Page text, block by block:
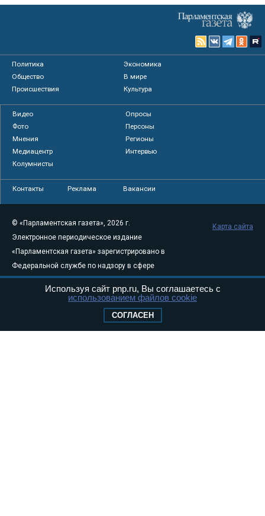
Политика
Экономика
Общество
В мире
Происшествия
Культура
Видео
Опросы
Фото
Персоны
Мнения
Регионы
Медиацентр
Интервью
Колумнисты
Контакты Реклама Вакансии
© «Парламентская газета», 2026 г.
Электронное периодическое издание
«Парламентская газета» зарегистрировано в
Федеральной службе по надзору в сфере
связи, информационных технологий и
массовых коммуникаций (Роскомнадзор) 05
Свидетельство о регистрации Эл № ФС77-
Карта сайта
Используя сайт pnp.ru, Вы соглашаетесь с
использованием файлов cookie
СОГЛАСЕН